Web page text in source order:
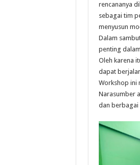
rencananya
sebagai tim
menyusun
Dalam
penting
Oleh karena
dapat
Workshop ini
Narasumber
dan berbagai